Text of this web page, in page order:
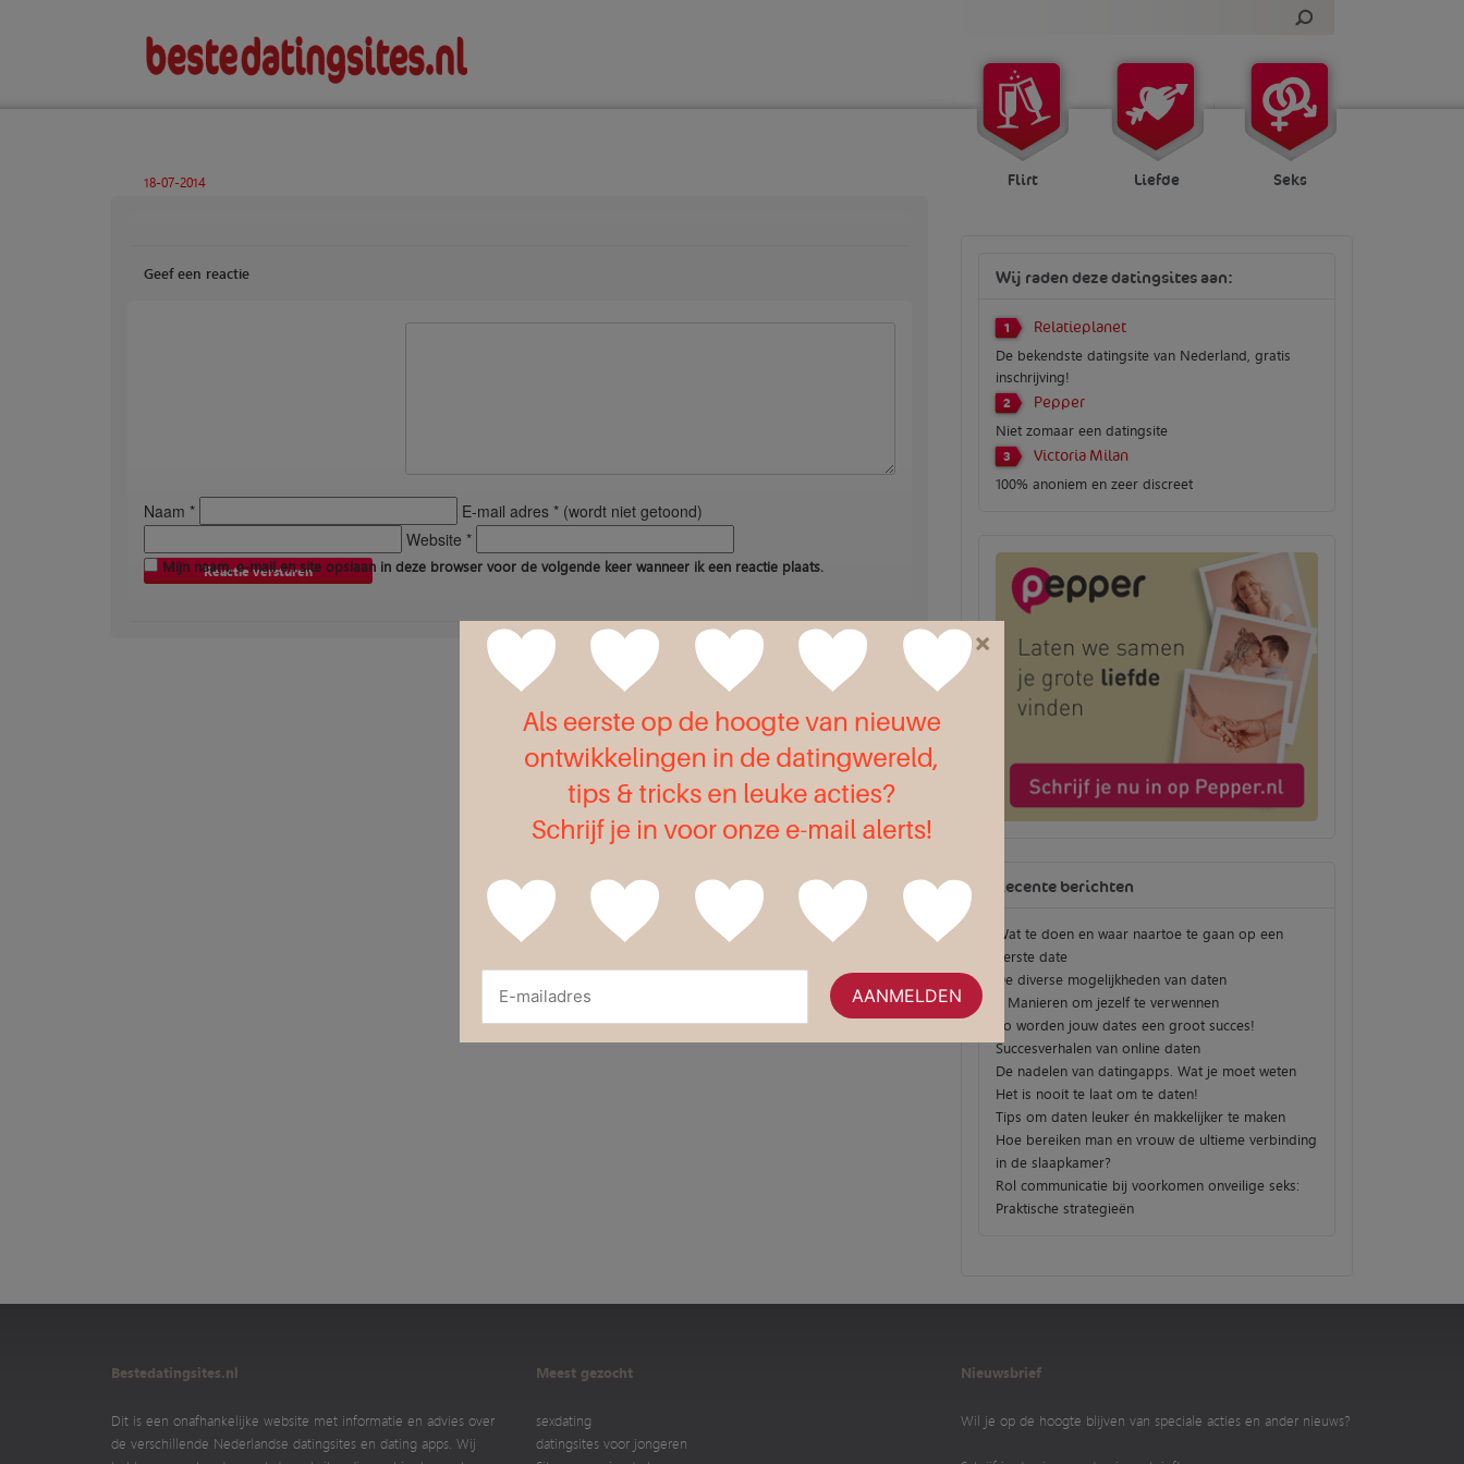
Flirt Liefde Seks
18-07-2014
Geef een reactie
Naam *
E-mail adres * (wordt niet getoond)
Website *
Mijn naam, e-mail en site opslaan in deze browser voor de volgende keer wanneer ik een reactie plaats.
Wij raden deze datingsites aan:
1 Relatieplanet
De bekendste datingsite van Nederland, gratis
inschrijving!
2 Pepper
Niet zomaar een datingsite
3 Victoria Milan
100% anoniem en zeer discreet
Recente berichten
Wat te doen en waar naartoe te gaan op een
eerste date
De diverse mogelijkheden van daten
3 Manieren om jezelf te verwennen
Zo worden jouw dates een groot succes!
Succesverhalen van online daten
De nadelen van datingapps. Wat je moet weten
Het is nooit te laat om te daten!
Tips om daten leuker én makkelijker te maken
Hoe bereiken man en vrouw de ultieme verbinding
in de slaapkamer?
Rol communicatie bij voorkomen onveilige seks:
Praktische strategieën
Bestedatingsites.nl
Dit is een onafhankelijke website met informatie en advies over
de verschillende Nederlandse datingsites en dating apps. Wij
Meest gezocht
sexdating
datingsites voor jongeren
Nieuwsbrief
Wil je op de hoogte blijven van speciale acties en ander nieuws?
×